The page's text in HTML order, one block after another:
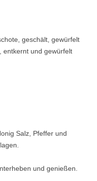
geschält, gewürfelt
entkernt und gewürfelt
Salz, Pfeffer und
und genießen.